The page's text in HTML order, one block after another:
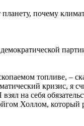
почему
топливе, –
кризис, я
на себя
Холлом,